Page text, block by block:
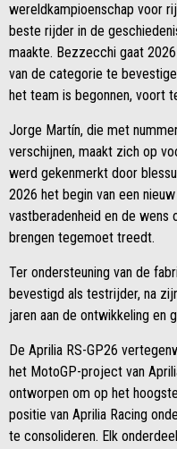
wereldkampioenschap voor
beste rijder in de
maakte. Bezzecchi gaat
van de categorie te
het team is begonnen, voort
Jorge Martín, die met
verschijnen, maakt zich op
werd gekenmerkt door
2026 het begin van een
vastberadenheid en de
brengen tegemoet treedt.
Ter ondersteuning van de
bevestigd als testrijder, na
jaren aan de ontwikkeling en
De Aprilia RS-GP26
het MotoGP-project van
ontworpen om op het
positie van Aprilia Racing
te consolideren. Elk